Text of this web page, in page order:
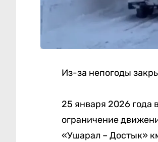
Из-за непогоды
25 января 2026 года
ограничение
«Ушарал – Достык»